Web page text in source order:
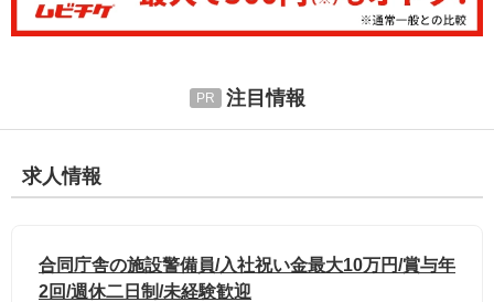
注目情報
求人情報
合同庁舎の施設警備員/入社祝い金最大10万円/賞与年
2回/週休二日制/未経験歓迎